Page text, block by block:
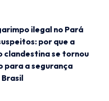
ilegal no Pará
por que a
clandestina se tornou
para a segurança
Brasil